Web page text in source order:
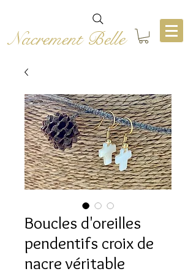
Nacrement Belle
Boucles d'oreilles
pendentifs croix de
nacre véritable